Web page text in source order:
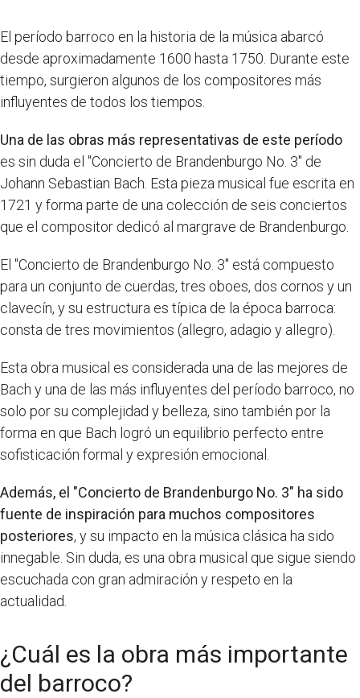
El período barroco en la historia de la música abarcó
desde aproximadamente 1600 hasta 1750. Durante este
tiempo, surgieron algunos de los compositores más
influyentes de todos los tiempos.
Una de las obras más representativas de este período
es sin duda el "Concierto de Brandenburgo No. 3" de
Johann Sebastian Bach. Esta pieza musical fue escrita en
1721 y forma parte de una colección de seis conciertos
que el compositor dedicó al margrave de Brandenburgo.
El "Concierto de Brandenburgo No. 3" está compuesto
para un conjunto de cuerdas, tres oboes, dos cornos y un
clavecín, y su estructura es típica de la época barroca:
consta de tres movimientos (allegro, adagio y allegro).
Esta obra musical es considerada una de las mejores de
Bach y una de las más influyentes del período barroco, no
solo por su complejidad y belleza, sino también por la
forma en que Bach logró un equilibrio perfecto entre
sofisticación formal y expresión emocional.
Además, el "Concierto de Brandenburgo No. 3" ha sido
fuente de inspiración para muchos compositores
posteriores, y su impacto en la música clásica ha sido
innegable. Sin duda, es una obra musical que sigue siendo
escuchada con gran admiración y respeto en la
actualidad.
¿Cuál es la obra más importante
del barroco?